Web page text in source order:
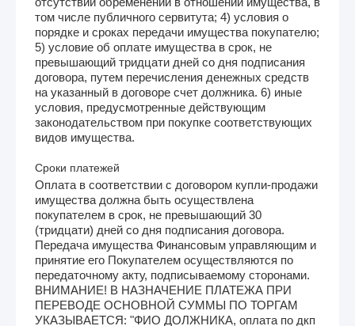
том числе публичного сервитута; 4) условия о
порядке и сроках передачи имущества покупателю;
5) условие об оплате имущества в срок, не
превышающий тридцати дней со дня подписания
договора, путем перечисления денежных средств
на указанный в договоре счет должника. 6) иные
условия, предусмотренные действующим
законодательством при покупке соответствующих
видов имущества.
Сроки платежей
Оплата в соответствии с договором купли-продажи
имущества должна быть осуществлена
покупателем в срок, не превышающий 30
(тридцати) дней со дня подписания договора.
Передача имущества Финансовым управляющим и
принятие его Покупателем осуществляются по
передаточному акту, подписываемому сторонами.
ВНИМАНИЕ! В НАЗНАЧЕНИЕ ПЛАТЕЖА ПРИ
ПЕРЕВОДЕ ОСНОВНОЙ СУММЫ ПО ТОРГАМ
УКАЗЫВАЕТСЯ: "ФИО ДОЛЖНИКА, оплата по дкп